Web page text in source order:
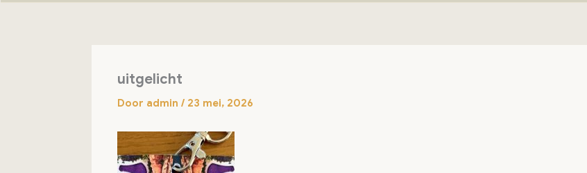
uitgelicht
Door admin / 23 mei, 2026